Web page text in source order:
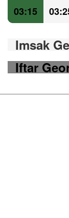
03:15
Imsak
Iftar